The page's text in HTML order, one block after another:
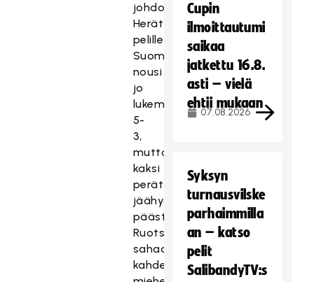
johdon.
Herättyään
pelille
Suomi
nousi
jo
lukemiin
5-
3,
mutta
kaksi
perättäistä
jäähyä
päästi
Ruotsin
sahaamaan
kahden
Cupin
ilmoittautumi
saikaa
jatkettu 16.8.
asti – vielä
ehtii mukaan
07.08.2026
Syksyn
turnausvilske
parhaimmilla
an – katso
pelit
SalibandyTV:s